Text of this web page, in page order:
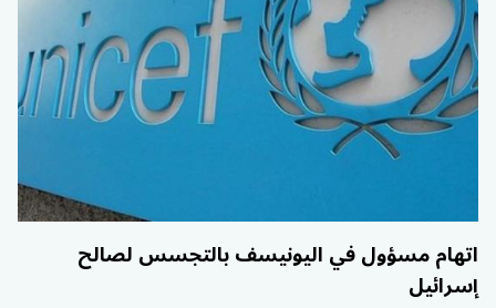
اتهام مسؤول في اليونيسف بالتجسس لصالح
إسرائيل